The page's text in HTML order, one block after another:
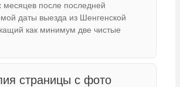
месяцев после последней
даты выезда из Шенгенской
как минимум две чистые
страницы с фото